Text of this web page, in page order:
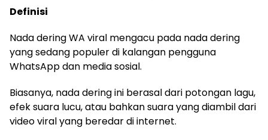
Definisi
Nada dering WA viral mengacu pada nada dering
yang sedang populer di kalangan pengguna
WhatsApp dan media sosial.
Biasanya, nada dering ini berasal dari potongan lagu,
efek suara lucu, atau bahkan suara yang diambil dari
video viral yang beredar di internet.